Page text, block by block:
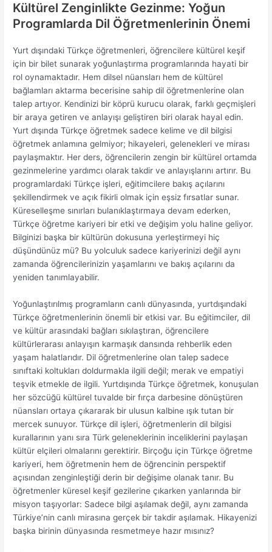
Kültürel Zenginlikte Gezinme: Yoğun
Programlarda Dil Öğretmenlerinin Önemi
Yurt dışındaki Türkçe öğretmenleri, öğrencilere kültürel keşif
için bir bilet sunarak yoğunlaştırma programlarında hayati bir
rol oynamaktadır. Hem dilsel nüansları hem de kültürel
bağlamları aktarma becerisine sahip dil ​​öğretmenlerine olan
talep artıyor. Kendinizi bir köprü kurucu olarak, farklı geçmişleri
bir araya getiren ve anlayışı geliştiren biri olarak hayal edin.
Yurt dışında Türkçe öğretmek sadece kelime ve dil bilgisi
öğretmek anlamına gelmiyor; hikayeleri, gelenekleri ve mirası
paylaşmaktır. Her ders, öğrencilerin zengin bir kültürel ortamda
gezinmelerine yardımcı olarak takdir ve anlayışlarını artırır. Bu
programlardaki Türkçe işleri, eğitimcilere bakış açılarını
şekillendirmek ve açık fikirli olmak için eşsiz fırsatlar sunar.
Küreselleşme sınırları bulanıklaştırmaya devam ederken,
Türkçe öğretme kariyeri bir etki ve değişim yolu haline geliyor.
Bilginizi başka bir kültürün dokusuna yerleştirmeyi hiç
düşündünüz mü? Bu yolculuk sadece kariyerinizi değil aynı
zamanda öğrencilerinizin yaşamlarını ve bakış açılarını da
yeniden tanımlayabilir.
Yoğunlaştırılmış programların canlı dünyasında, yurtdışındaki
Türkçe öğretmenlerinin önemli bir etkisi var. Bu eğitimciler, dil
ve kültür arasındaki bağları sıkılaştıran, öğrencilere
kültürlerarası anlayışın karmaşık dansında rehberlik eden
yaşam halatlarıdır. Dil öğretmenlerine olan talep sadece
sınıftaki koltukları doldurmakla ilgili değil; merak ve empatiyi
teşvik etmekle de ilgili. Yurtdışında Türkçe öğretmek, konuşulan
her sözcüğü kültürel tuvalde bir fırça darbesine dönüştüren
nüansları ortaya çıkararak bir ulusun kalbine ışık tutan bir
mercek sunuyor. Türkçe dil işleri, öğretmenlerin dil bilgisi
kurallarının yanı sıra Türk geleneklerinin inceliklerini paylaşan
kültür elçileri olmalarını gerektirir. Birçoğu için Türkçe öğretme
kariyeri, hem öğretmenin hem de öğrencinin perspektif
açısından zenginleştiği derin bir değişime olanak tanır. Bu
öğretmenler küresel keşif gezilerine çıkarken yanlarında bir
misyon taşıyorlar: Sadece bilgi aşılamak değil, aynı zamanda
Türkiye’nin canlı mirasına gerçek bir takdir aşılamak. Hikayenizi
başka birinin dünyasında resmetmeye hazır mısınız?